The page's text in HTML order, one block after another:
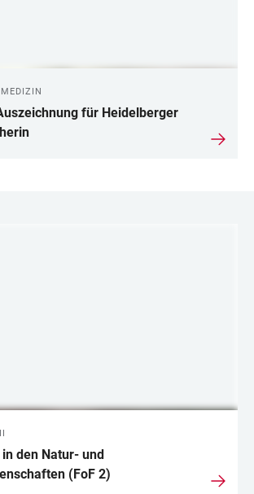
für Heidelberger
den Natur- und
(FoF 2)